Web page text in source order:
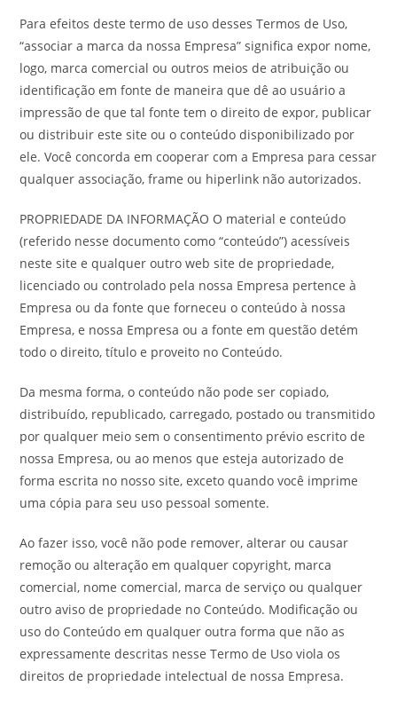
Para efeitos deste termo de uso desses Termos de Uso,
“associar a marca da nossa Empresa” significa expor nome,
logo, marca comercial ou outros meios de atribuição ou
identificação em fonte de maneira que dê ao usuário a
impressão de que tal fonte tem o direito de expor, publicar
ou distribuir este site ou o conteúdo disponibilizado por
ele. Você concorda em cooperar com a Empresa para cessar
qualquer associação, frame ou hiperlink não autorizados.
PROPRIEDADE DA INFORMAÇÃO O material e conteúdo
(referido nesse documento como “conteúdo”) acessíveis
neste site e qualquer outro web site de propriedade,
licenciado ou controlado pela nossa Empresa pertence à
Empresa ou da fonte que forneceu o conteúdo à nossa
Empresa, e nossa Empresa ou a fonte em questão detém
todo o direito, título e proveito no Conteúdo.
Da mesma forma, o conteúdo não pode ser copiado,
distribuído, republicado, carregado, postado ou transmitido
por qualquer meio sem o consentimento prévio escrito de
nossa Empresa, ou ao menos que esteja autorizado de
forma escrita no nosso site, exceto quando você imprime
uma cópia para seu uso pessoal somente.
Ao fazer isso, você não pode remover, alterar ou causar
remoção ou alteração em qualquer copyright, marca
comercial, nome comercial, marca de serviço ou qualquer
outro aviso de propriedade no Conteúdo. Modificação ou
uso do Conteúdo em qualquer outra forma que não as
expressamente descritas nesse Termo de Uso viola os
direitos de propriedade intelectual de nossa Empresa.